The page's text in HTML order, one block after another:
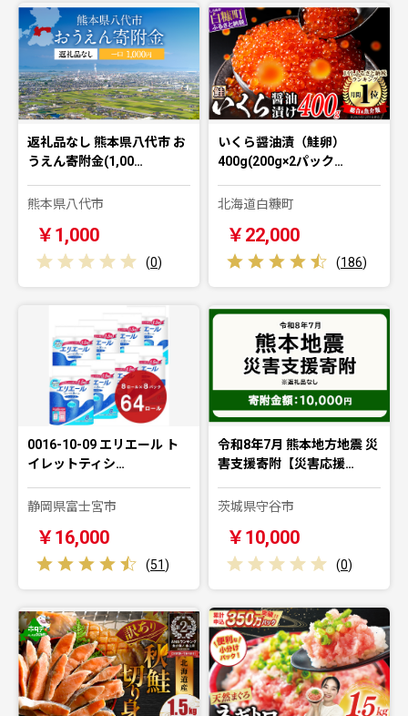
返礼品なし 熊本県八代市 お
うえん寄附金(1,00…
熊本県八代市
￥1,000
(0)
いくら醤油漬（鮭卵）
400g(200g×2パック…
北海道白糠町
￥22,000
(186)
0016-10-09 エリエール ト
イレットティシ…
静岡県富士宮市
￥16,000
(51)
令和8年7月 熊本地方地震 災
害支援寄附【災害応援…
茨城県守谷市
￥10,000
(0)